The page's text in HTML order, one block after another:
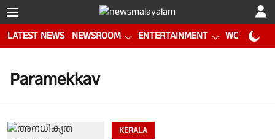
LATEST NEWS NEWSROOM ENTERTAINMENT WORLD CUP
Paramekkav
KERALA